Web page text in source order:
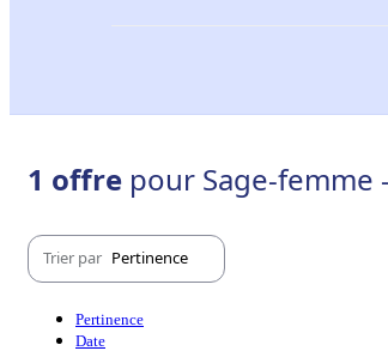
1 offre pour Sage-femme
Trier par Pertinence
Pertinence
Date